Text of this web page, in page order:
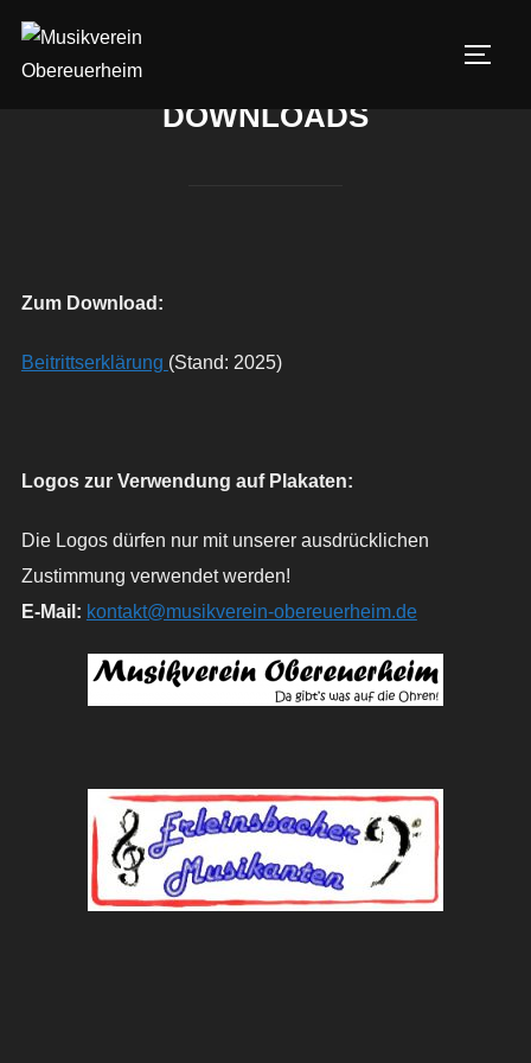
Inhalt
springen
DOWNLOADS
Zum Download:
Beitrittserklärung (Stand: 2025)
Logos zur Verwendung auf Plakaten:
Die Logos dürfen nur mit unserer ausdrücklichen
Zustimmung verwendet werden!
E-Mail: kontakt@musikverein-obereuerheim.de